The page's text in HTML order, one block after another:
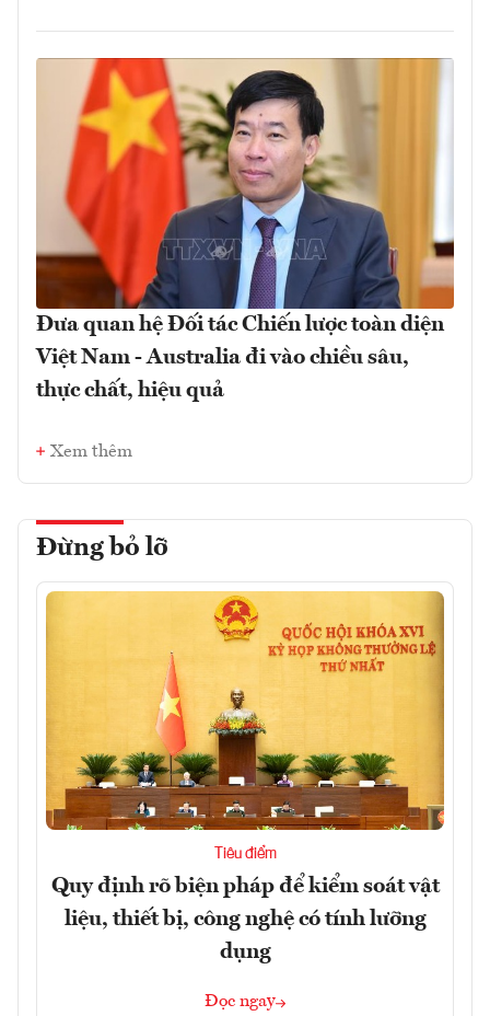
Đưa quan hệ Đối tác Chiến lược toàn diện
Việt Nam - Australia đi vào chiều sâu,
thực chất, hiệu quả
Xem thêm
Đừng bỏ lỡ
Tiêu điểm
Quy định rõ biện pháp để kiểm soát vật
liệu, thiết bị, công nghệ có tính lưỡng
dụng
Đọc ngay